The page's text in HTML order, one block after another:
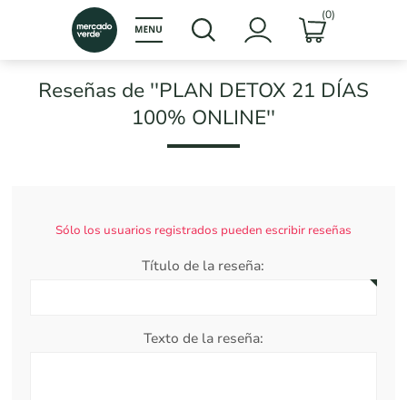
(0)
Reseñas de PLAN DETOX 21 DÍAS
100% ONLINE
Sólo los usuarios registrados pueden escribir reseñas
Título de la reseña:
Texto de la reseña: